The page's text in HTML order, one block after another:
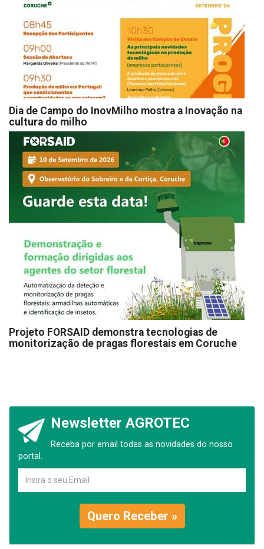
Dia de Campo do InovMilho mostra a Inovação na
cultura do milho
Projeto FORSAID demonstra tecnologias de
monitorização de pragas florestais em Coruche
Newsletter AGROTEC
Receba por email todas as novidades do nosso
portal.
Quero Receber »